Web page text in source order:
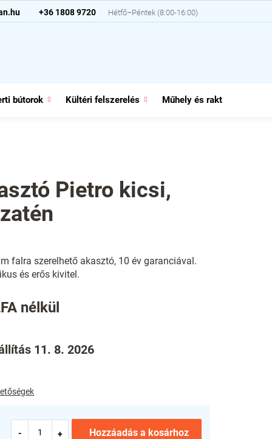
+36 1808 9720
bútorok Kültéri felszerelés Műhely és raktár
Pietro kicsi,
falra szerelhető akasztó, 10 év garanciával.
és erős kivitel.
nélkül
11. 8. 2026
Hozzáadás a kosárhoz